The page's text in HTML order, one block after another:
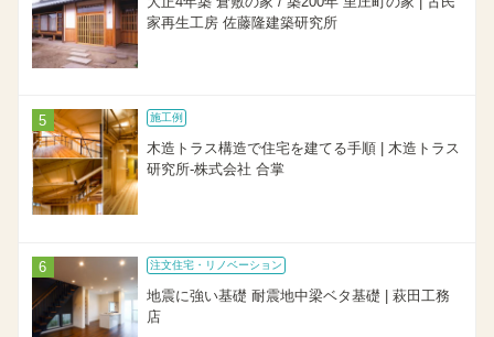
家再生工房 佐藤隆建築研究所
施工例
木造トラス構造で住宅を建てる手順 | 木造トラス
研究所-株式会社 合掌
注文住宅・リノベーション
地震に強い基礎 耐震地中梁ベタ基礎 | 萩田工務
店